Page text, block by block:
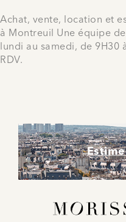
Achat, vente, location et
à Montreuil Une équipe
lundi au samedi, de 9H30
RDV.